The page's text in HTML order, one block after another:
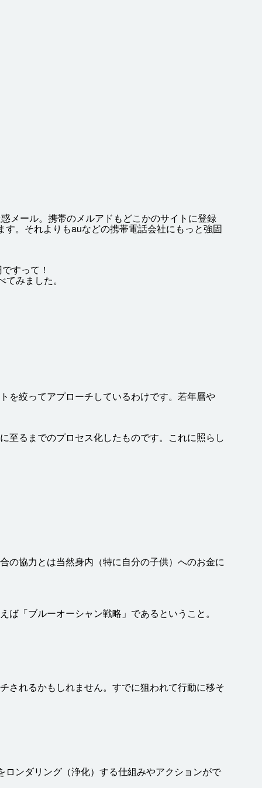
メール。 携帯のメルアドもどこかのサイトに登録
す。それよりもauなどの携帯電話会社にもっと強固
ですって！
てみました。
を絞ってアプローチしているわけです。 若年層や
に至るまでのプロセス化したものです。これに照らし
の協力とは当然身内 （特に自分の子供）へのお金に
えば「ブルーオーシャン戦略 」であるということ。
されるかもしれません。すでに狙われて行動に移そ
ロンダリング（浄化）する仕組みやアクションがで